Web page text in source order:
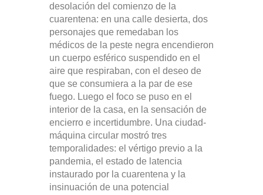
desolación del comienzo de la
cuarentena: en una calle desierta, dos
personajes que remedaban los
médicos de la peste negra encendieron
un cuerpo esférico suspendido en el
aire que respiraban, con el deseo de
que se consumiera a la par de ese
fuego. Luego el foco se puso en el
interior de la casa, en la sensación de
encierro e incertidumbre. Una ciudad-
máquina circular mostró tres
temporalidades: el vértigo previo a la
pandemia, el estado de latencia
instaurado por la cuarentena y la
insinuación de una potencial